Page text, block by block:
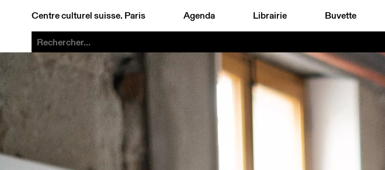
Centre culturel suisse. Paris Agenda Librairie Buvette